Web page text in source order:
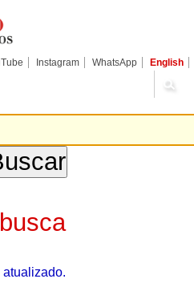
Instagram WhatsApp English